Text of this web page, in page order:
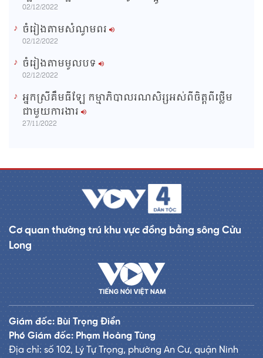
02/12/2022
ចំរៀងតាមសំណូមពរ
02/12/2022
ចំរៀងតាមមូលបទ
02/12/2022
អ្នកស្រីគឹមធីឡែ កម្មាភិបាលរណសិរ្សអស់ពីចិត្តពីថ្លើម
ជាមួយការងារ
27/11/2022
Cơ quan thường trú khu vực đồng bằng sông Cửu
Long
Giám đốc: Bùi Trọng Điển
Phó Giám đốc: Phạm Hoàng Tùng
Địa chỉ: số 102, Lý Tự Trọng, phường An Cư, quận Ninh